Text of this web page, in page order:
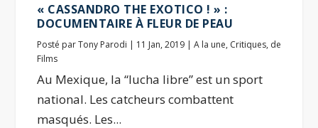
« CASSANDRO THE EXOTICO ! » :
DOCUMENTAIRE À FLEUR DE PEAU
Posté parTony Parodi | 11 Jan, 2019 |A la une, Critiques, de
Films
Au Mexique, la “lucha libre” est un sport
national. Les catcheurs combattent
masqués. Les...